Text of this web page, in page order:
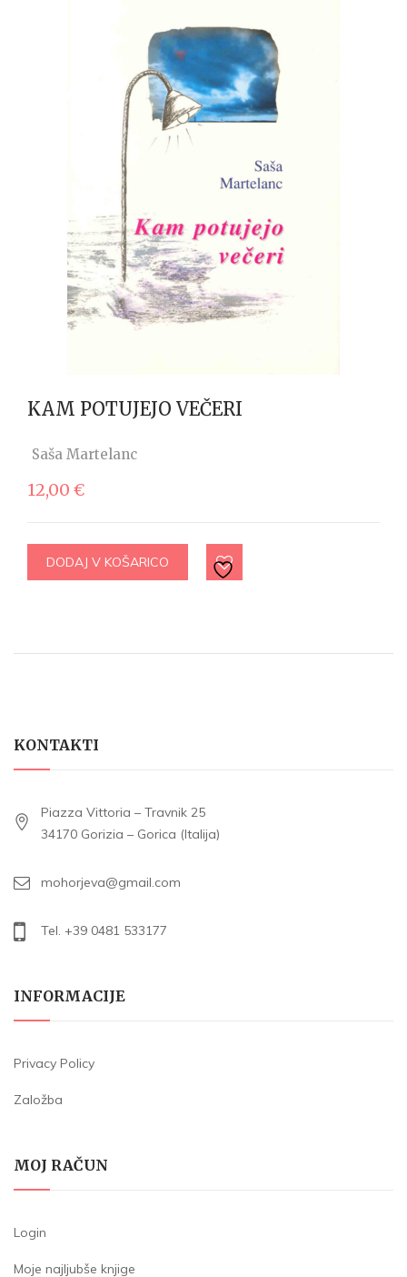
KAM POTUJEJO VEČERI
Saša Martelanc
12,00 €
DODAJ V KOŠARICO
KONTAKTI
Piazza Vittoria – Travnik 25
34170 Gorizia – Gorica (Italija)
mohorjeva@gmail.com
Tel. +39 0481 533177
INFORMACIJE
Privacy Policy
Založba
MOJ RAČUN
Login
Moje najljubše knjige